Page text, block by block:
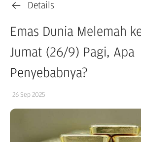
Details
Emas Dunia Melemah
Jumat (26/9) Pagi, Apa
Penyebabnya?
26 Sep 2025